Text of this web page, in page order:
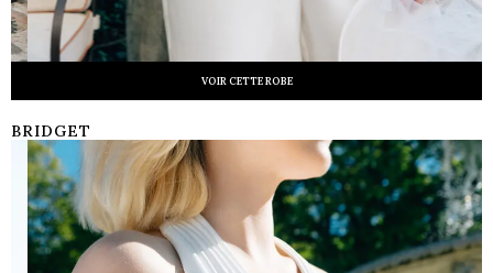
VOIR CETTE ROBE
BRIDGET